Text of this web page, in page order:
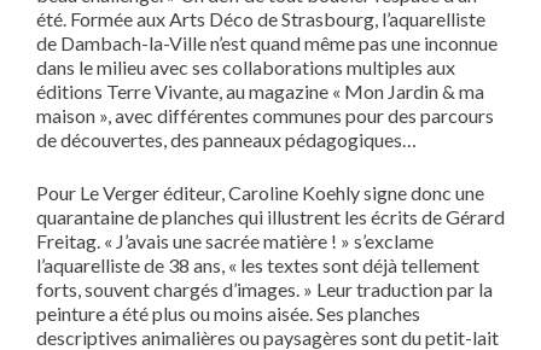
été. Formée aux Arts Déco de Strasbourg, l’aquarelliste
de Dambach-la-Ville n’est quand même pas une inconnue
dans le milieu avec ses collaborations multiples aux
éditions Terre Vivante, au magazine « Mon Jardin & ma
maison », avec différentes communes pour des parcours
de découvertes, des panneaux pédagogiques…
Pour Le Verger éditeur, Caroline Koehly signe donc une
quarantaine de planches qui illustrent les écrits de Gérard
Freitag. « J’avais une sacrée matière ! » s’exclame
l’aquarelliste de 38 ans, « les textes sont déjà tellement
forts, souvent chargés d’images. » Leur traduction par la
peinture a été plus ou moins aisée. Ses planches
descriptives animalières ou paysagères sont du petit-lait